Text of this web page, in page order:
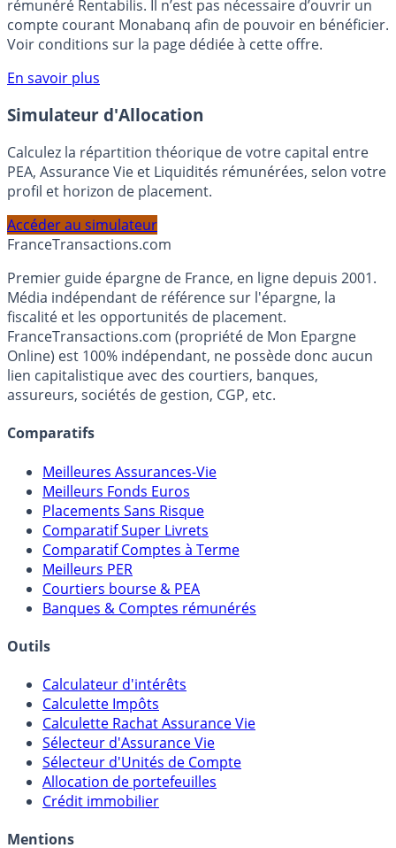
votre épargne, auprès de Monabanq, via le compte
rémunéré Rentabilis. Il n’est pas nécessaire d’ouvrir un
compte courant Monabanq afin de pouvoir en bénéficier.
Voir conditions sur la page dédiée à cette offre.
En savoir plus
Simulateur d'Allocation
Calculez la répartition théorique de votre capital entre
profil et horizon de placement.
FranceTransactions.com
Premier guide épargne de France, en ligne depuis 2001.
Média indépendant de référence sur l'épargne, la
fiscalité et les opportunités de placement.
FranceTransactions.com (propriété de Mon Epargne
Online) est 100% indépendant, ne possède donc aucun
assureurs, sociétés de gestion, CGP, etc.
Comparatifs
Meilleures Assurances-Vie
Meilleurs Fonds Euros
Placements Sans Risque
Comparatif Super Livrets
Comparatif Comptes à Terme
Meilleurs PER
Courtiers bourse & PEA
Banques & Comptes rémunérés
Outils
Calculateur d'intérêts
Calculette Impôts
Calculette Rachat Assurance Vie
Sélecteur d'Assurance Vie
Sélecteur d'Unités de Compte
Crédit immobilier